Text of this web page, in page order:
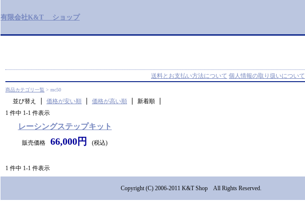
有限会社K&T ショップ
送料とお支払い方法について 個人情報の取り扱いについて
商品カテゴリ一覧 > mc50
並び替え 価格が安い順 価格が高い順
新着順
1 件中 1-1 件表示
レーシングステップキット
販売価格 66,000円 (税込)
1 件中 1-1 件表示
Copyright (C) 2006-2011 K&T Shop All Rights Reserved.